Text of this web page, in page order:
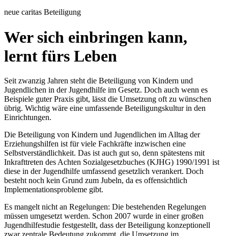
neue caritas Beteiligung
Wer sich einbringen kann,
lernt fürs Leben
Seit zwanzig Jahren steht die Beteiligung von Kindern und
Jugendlichen in der Jugendhilfe im Gesetz. Doch auch wenn es
Beispiele guter Praxis gibt, lässt die Umsetzung oft zu wünschen
übrig. Wichtig wäre eine umfassende Beteiligungskultur in den
Einrichtungen.
Die Beteiligung von Kindern und Jugendlichen im Alltag der
Erziehungshilfen ist für viele Fachkräfte inzwischen eine
Selbstverständlichkeit. Das ist auch gut so, denn spätestens mit
Inkrafttreten des Achten Sozialgesetzbuches (KJHG) 1990/1991 ist
diese in der Jugendhilfe umfassend gesetzlich verankert. Doch
besteht noch kein Grund zum Jubeln, da es offensichtlich
Implementationsprobleme gibt.
Es mangelt nicht an Regelungen: Die bestehenden Regelungen
müssen umgesetzt werden. Schon 2007 wurde in einer großen
Jugendhilfestudie festgestellt, dass der Beteiligung konzeptionell
zwar zentrale Bedeutung zukommt, die Umsetzung im